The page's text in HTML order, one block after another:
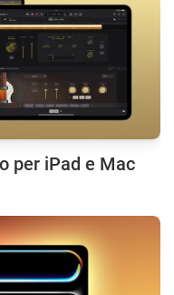
per iPad e Mac